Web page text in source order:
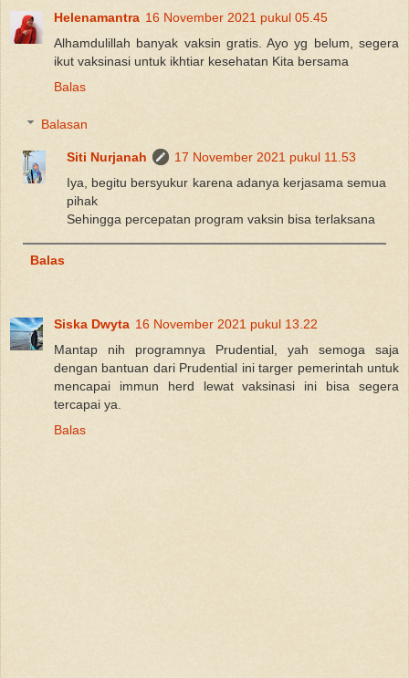
Helenamantra 16 November 2021 pukul 05.45
Alhamdulillah banyak vaksin gratis. Ayo yg belum, segera
ikut vaksinasi untuk ikhtiar kesehatan Kita bersama
Balas
Balasan
Siti Nurjanah
17 November 2021 pukul 11.53
Iya, begitu bersyukur karena adanya kerjasama semua
pihak
Sehingga percepatan program vaksin bisa terlaksana
Balas
Siska Dwyta 16 November 2021 pukul 13.22
Mantap nih programnya Prudential, yah semoga saja
dengan bantuan dari Prudential ini targer pemerintah untuk
mencapai immun herd lewat vaksinasi ini bisa segera
tercapai ya.
Balas